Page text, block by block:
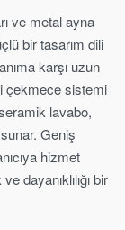
ve metal ayna
bir tasarım dili
karşı uzun
çekmece sistemi
lavabo,
Geniş
hizmet
dayanıklılığı bir